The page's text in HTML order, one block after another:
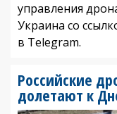
управления
Украина со
в Telegram.
Российские
долетают к